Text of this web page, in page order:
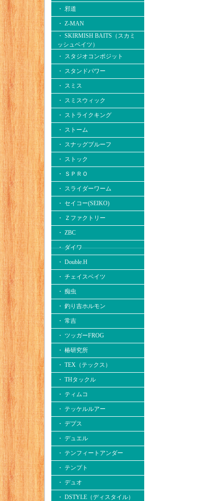
・ 邪道
・ Z-MAN
・ SKIRMISH BAITS（スカミ
ッシュベイツ）
・ スタジオコンポジット
・ スタンドパワー
・ スミス
・ スミスウィック
・ ストライクキング
・ ストーム
・ スナッグプルーフ
・ ストック
・ ＳＰＲＯ
・ スライダーワーム
・ セイコー(SEIKO)
・ Ｚファクトリー
・ ZBC
・ ダイワ
・ Double.H
・ チェイスベイツ
・ 痴虫
・ 釣り吉ホルモン
・ 常吉
・ ツッガーFROG
・ 椿研究所
・ TEX（テックス）
・ THタックル
・ ティムコ
・ テッケルルアー
・ デプス
・ デュエル
・ テンフィートアンダー
・ テンプト
・ デュオ
・ DSTYLE（ディスタイル）